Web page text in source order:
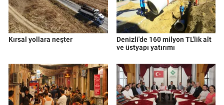
Kırsal yollara neşter
Denizli'de 160 milyon TL'lik alt
ve üstyapı yatırımı